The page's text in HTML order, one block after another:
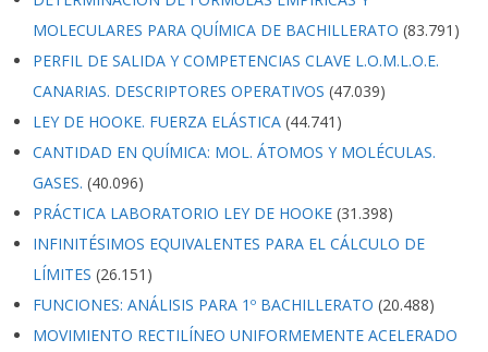
MOLECULARES PARA QUÍMICA DE BACHILLERATO (83.791)
PERFIL DE SALIDA Y COMPETENCIAS CLAVE L.O.M.L.O.E.
CANARIAS. DESCRIPTORES OPERATIVOS (47.039)
LEY DE HOOKE. FUERZA ELÁSTICA (44.741)
CANTIDAD EN QUÍMICA: MOL. ÁTOMOS Y MOLÉCULAS.
GASES. (40.096)
PRÁCTICA LABORATORIO LEY DE HOOKE (31.398)
INFINITÉSIMOS EQUIVALENTES PARA EL CÁLCULO DE
LÍMITES (26.151)
FUNCIONES: ANÁLISIS PARA 1º BACHILLERATO (20.488)
MOVIMIENTO RECTILÍNEO UNIFORMEMENTE ACELERADO